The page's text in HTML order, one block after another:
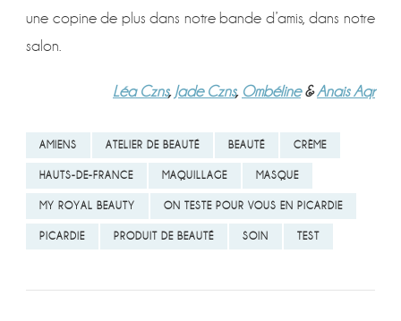
une copine de plus dans notre bande d’amis, dans notre
salon.
Léa Czns, Jade Czns, Ombéline&Anais Aqr
AMIENS ATELIER DE BEAUTÉ BEAUTÉ CRÈME
HAUTS-DE-FRANCE MAQUILLAGE MASQUE
MY ROYAL BEAUTY ON TESTE POUR VOUS EN PICARDIE
PICARDIE PRODUIT DE BEAUTÉ SOIN TEST